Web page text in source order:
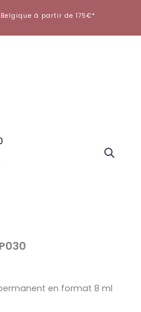
à partir de 175€*
en format 8 ml